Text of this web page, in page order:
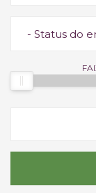
- Status do